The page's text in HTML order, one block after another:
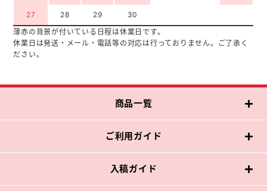
27 28 29
30
薄赤の背景が付いている日程は休業日です。
休業日は発送・メール・電話等の対応は行っておりません。ご了承く
ださい。
商品一覧
ご利用ガイド
入稿ガイド